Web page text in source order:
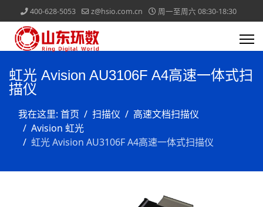
400-628-5053 z@hsio.com.cn 周一至周六 08:30-18:30
虹光 Avision AU3106F A4高速一体式扫
描仪
我在这里: 首页 扫描仪
高速文档扫描仪
Avision 虹光
虹光 Avision AU3106F A4高速一体式扫描仪